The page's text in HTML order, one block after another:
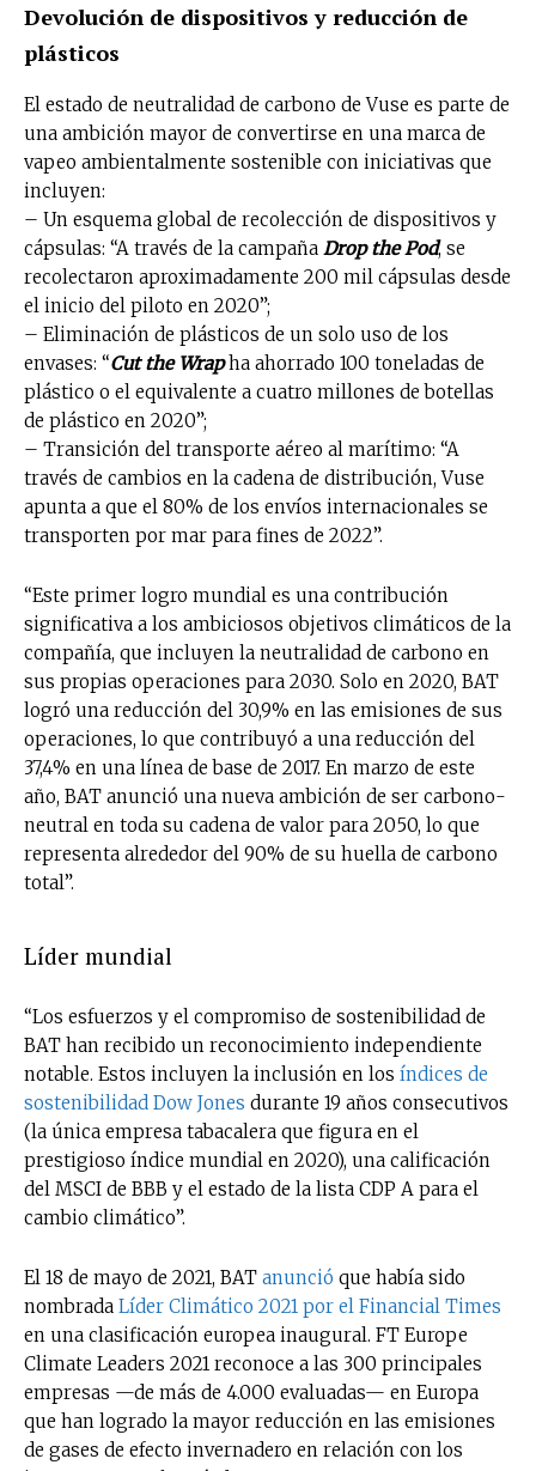
Devolución de dispositivos y reducción de
plásticos
El estado de neutralidad de carbono de Vuse es parte de
una ambición mayor de convertirse en una marca de
vapeo ambientalmente sostenible con iniciativas que
incluyen:
– Un esquema global de recolección de dispositivos y
cápsulas: “A través de la campaña Drop the Pod, se
recolectaron aproximadamente 200 mil cápsulas desde
el inicio del piloto en 2020”;
– Eliminación de plásticos de un solo uso de los
envases: “Cut the Wrapha ahorrado 100 toneladas de
plástico o el equivalente a cuatro millones de botellas
de plástico en 2020”;
– Transición del transporte aéreo al marítimo: “A
través de cambios en la cadena de distribución, Vuse
apunta a que el 80% de los envíos internacionales se
transporten por mar para fines de 2022”.
“Este primer logro mundial es una contribución
significativa a los ambiciosos objetivos climáticos de la
compañía, que incluyen la neutralidad de carbono en
sus propias operaciones para 2030. Solo en 2020, BAT
logró una reducción del 30,9% en las emisiones de sus
operaciones, lo que contribuyó a una reducción del
37,4% en una línea de base de 2017. En marzo de este
año, BAT anunció una nueva ambición de ser carbono-
neutral en toda su cadena de valor para 2050, lo que
representa alrededor del 90% de su huella de carbono
total”.
Líder mundial
“Los esfuerzos y el compromiso de sostenibilidad de
BAT han recibido un reconocimiento independiente
notable. Estos incluyen la inclusión en los índices de
sostenibilidad Dow Jones durante 19 años consecutivos
(la única empresa tabacalera que figura en el
prestigioso índice mundial en 2020), una calificación
del MSCI de BBB y el estado de la lista CDP A para el
cambio climático”.
El 18 de mayo de 2021, BAT anunció que había sido
nombrada Líder Climático 2021 por el Financial Times
en una clasificación europea inaugural. FT Europe
Climate Leaders 2021 reconoce a las 300 principales
empresas —de más de 4.000 evaluadas— en Europa
que han logrado la mayor reducción en las emisiones
de gases de efecto invernadero en relación con los